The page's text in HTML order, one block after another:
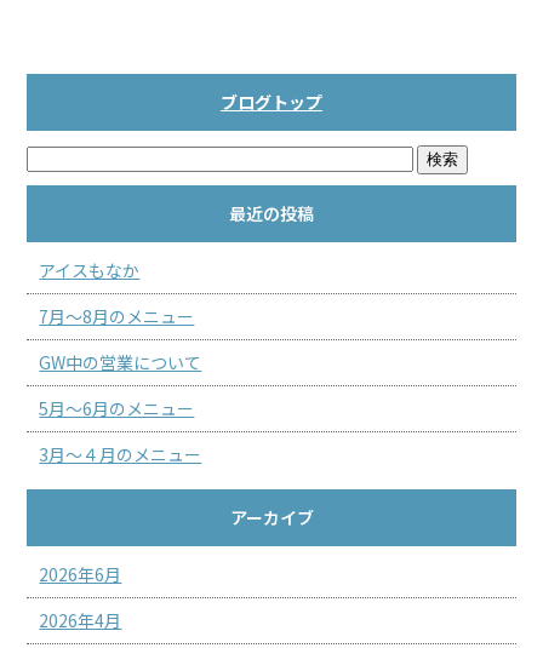
ブログトップ
最近の投稿
アイスもなか
7月～8月のメニュー
GW中の営業について
5月～6月のメニュー
3月～４月のメニュー
アーカイブ
2026年6月
2026年4月